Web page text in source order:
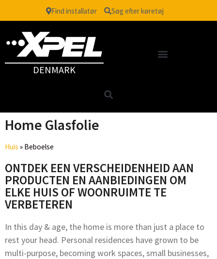
Find installatør Søg efter køretøj
DENMARK
Home Glasfolie
Huis » Beboelse
ONTDEK EEN VERSCHEIDENHEID AAN
PRODUCTEN EN AANBIEDINGEN OM
ELKE HUIS OF WOONRUIMTE TE
VERBETEREN
In this day & age, the home is more than just a place to
rest your head. Personal residences have grown to be
multi-purpose, becoming work spaces, small businesses,